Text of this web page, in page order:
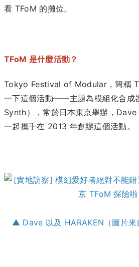
看 TFoM 的攤位。
TFoM 是什麼活動？
Tokyo Festival of Modular，簡稱
一下這個活動——主題為模組化合成
Synth），常於日本東京舉辦，
一起攜手在 2013 年創辦這個活動。
▲ Dave 以及 HARAKEN（圖片來